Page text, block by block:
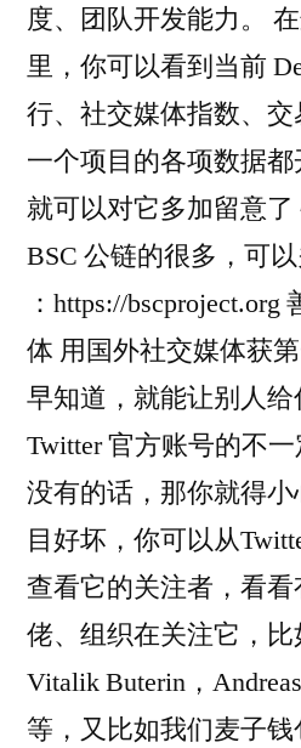
度、团队开发能力。
里，你可以看到当前
行、社交媒体指数、
一个项目的各项数据
就可以对它多加留意
BSC 公链的很多，可
：https://
体 用国外社交媒体获
早知道，就能让别人给
Twitter 官方账号的不
没有的话，那你就得
目好坏，你可以从
查看它的关注者，看
佬、组织在关注它，比
Vitalik Buterin，
等，又比如我们麦子钱